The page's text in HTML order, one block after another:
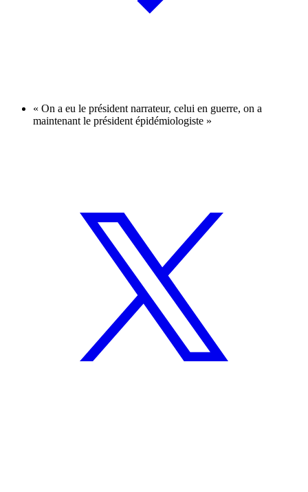
« On a eu le président narrateur, celui en guerre, on a
maintenant le président épidémiologiste »